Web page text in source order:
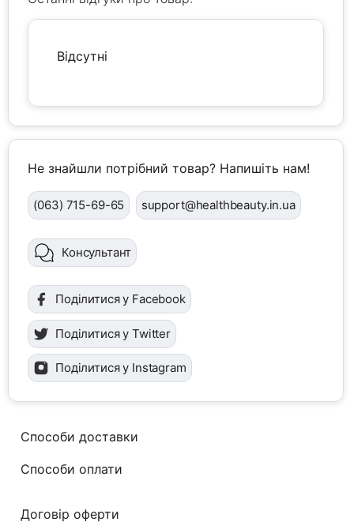
Відсутні
Не знайшли потрібний товар? Напишіть нам!
(063) 715-69-65 support@healthbeauty.in.ua
Консультант
Поділитися у Facebook
Поділитися у Twitter
Поділитися у Instagram
Способи доставки
Способи оплати
Договір оферти